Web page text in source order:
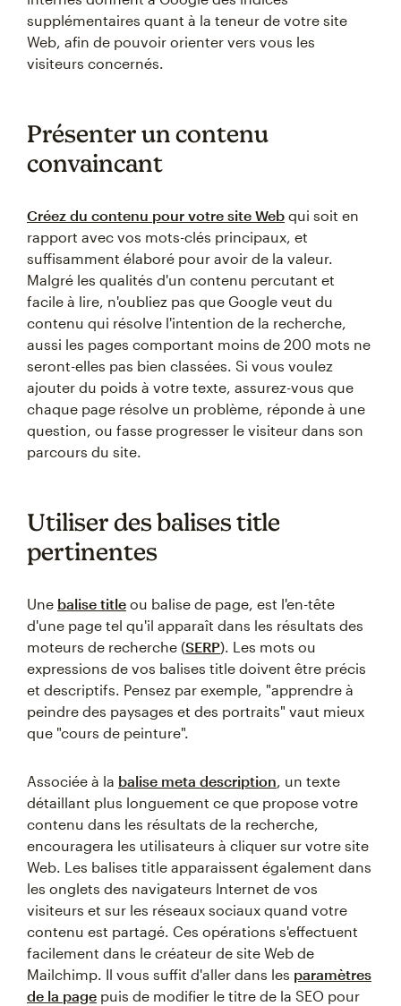
supplémentaires quant à la teneur de votre site
Web, afin de pouvoir orienter vers vous les
visiteurs concernés.
Présenter un contenu
convaincant
Créez du contenu pour votre site Web qui soit en
rapport avec vos mots-clés principaux, et
suffisamment élaboré pour avoir de la valeur.
Malgré les qualités d'un contenu percutant et
facile à lire, n'oubliez pas que Google veut du
contenu qui résolve l'intention de la recherche,
aussi les pages comportant moins de 200 mots ne
seront-elles pas bien classées. Si vous voulez
ajouter du poids à votre texte, assurez-vous que
chaque page résolve un problème, réponde à une
question, ou fasse progresser le visiteur dans son
parcours du site.
Utiliser des balises title
pertinentes
Une balise title ou balise de page, est l'en-tête
d'une page tel qu'il apparaît dans les résultats des
moteurs de recherche (SERP). Les mots ou
expressions de vos balises title doivent être précis
et descriptifs. Pensez par exemple, "apprendre à
peindre des paysages et des portraits" vaut mieux
que "cours de peinture".
Associée à la balise meta description, un texte
détaillant plus longuement ce que propose votre
contenu dans les résultats de la recherche,
encouragera les utilisateurs à cliquer sur votre site
Web. Les balises title apparaissent également dans
les onglets des navigateurs Internet de vos
visiteurs et sur les réseaux sociaux quand votre
contenu est partagé. Ces opérations s'effectuent
facilement dans le créateur de site Web de
Mailchimp. Il vous suffit d'aller dans les paramètres
de la page puis de modifier le titre de la SEO pour